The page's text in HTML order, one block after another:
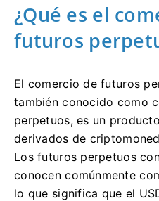
¿Qué es el
futuros
El comercio de futuros
también conocido como
perpetuos, es un
derivados de
Los futuros perpetuos
conocen comúnmente
lo que significa que el